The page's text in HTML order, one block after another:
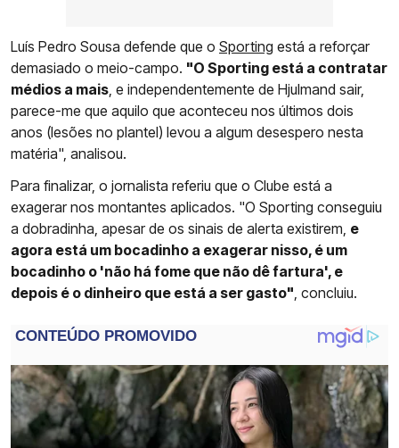
Luís Pedro Sousa defende que o Sporting está a reforçar
demasiado o meio-campo. "O Sporting está a contratar
médios a mais, e independentemente de Hjulmand sair,
parece-me que aquilo que aconteceu nos últimos dois
anos (lesões no plantel) levou a algum desespero nesta
matéria", analisou.
Para finalizar, o jornalista referiu que o Clube está a
exagerar nos montantes aplicados. "O Sporting conseguiu
a dobradinha, apesar de os sinais de alerta existirem, e
agora está um bocadinho a exagerar nisso, é um
bocadinho o 'não há fome que não dê fartura', e
depois é o dinheiro que está a ser gasto", concluiu.